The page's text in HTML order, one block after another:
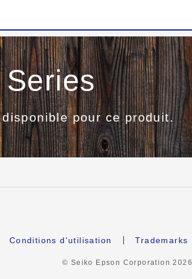
pour ce produit.
Conditions d'utilisation Trademarks
© Seiko Epson Corporation2026